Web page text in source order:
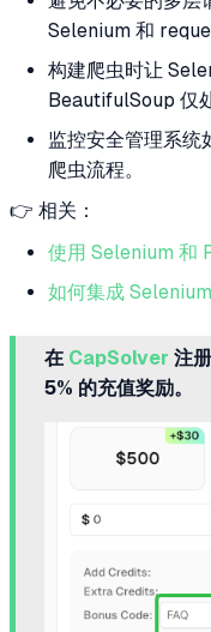
Selenium 和
构建爬虫时让
BeautifulSoup 仅
监控安全管理系统
爬虫流程。
👉 相关：
使用 Selenium 和
如何集成 Selenium
在 CapSolver 注
5% 的充值奖励。